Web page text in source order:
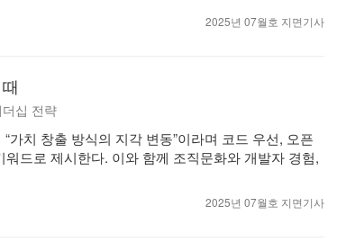
2025년 07월호 지면기사
십 전략
가치 창출 방식의 지각 변동”이라며 코드 우선, 오픈
드로 제시한다. 이와 함께 조직문화와 개발자 경험,
2025년 07월호 지면기사